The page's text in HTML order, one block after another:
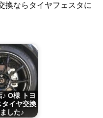
換ならタイヤフェスタに
O様 トヨ
タイヤ交換
した♪